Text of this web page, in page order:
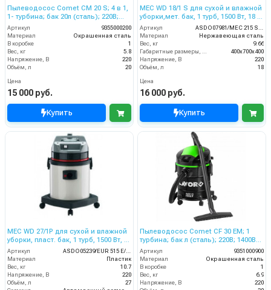
Пылеводосос Comet CM 20 S; 4 в 1,
1- турбина; бак 20л (сталь); 220В;
1200Вт
Артикул
9355000200
Материал
Окрашенная сталь
В коробке
1
Вес, кг
5.8
Напряжение, В
220
Объём, л
20
Цена
15 000 руб.
Купить
MEC WD 18/1 S для сухой и влажной
уборки,мет. бак, 1 турб, 1500 Вт, 18 л.
полн. компл.
Артикул
ASDO07981/MEC 215 Small
Материал
Нержавеющая сталь
Вес, кг
9.66
Габаритные размеры, мм
400x700x400
Напряжение, В
220
Объём, л
18
Цена
16 000 руб.
Купить
MEC WD 27/1P для сухой и влажной
уборки, пласт. бак, 1 турб, 1500 Вт, 27
л.полн. компл.
Артикул
ASDO05239/EUR 515 E/XP
Материал
Пластик
Вес, кг
10.7
Напряжение, В
220
Объём, л
27
Пылеводосос Comet CF 30 EM; 1
турбина; бак л (сталь); 220В; 1400Вт
с розеткой для инструмента
Артикул
9351000900
Материал
Окрашенная сталь
В коробке
1
Вес, кг
6.9
Напряжение, В
220